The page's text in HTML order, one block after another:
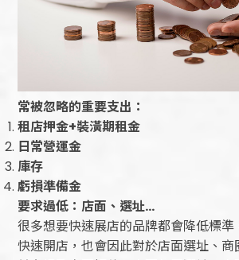
常被忽略的重要支出：
租店押金+裝潢期租金
日常營運金
庫存
虧損準備金
要求過低：店面、選址…
很多想要快速展店的品牌都會降低標
快速開店，也會因此對於店面選址、